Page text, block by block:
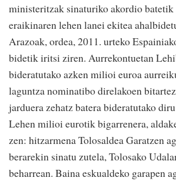
ministeritzak sinaturiko akordio
eraikinaren lehen lanei ekitea
Arazoak, ordea, 2011. urteko
bidetik iritsi ziren. Aurrekontuetan
bideratutako azken milioi euroa
laguntza nominatibo direlakoen
jarduera zehatz batera bideratutako
Lehen milioi eurotik bigarrenera,
zen: hitzarmena Tolosaldea Garatzen
berarekin sinatu zutela, Tolosako
beharrean. Baina eskualdeko garapen